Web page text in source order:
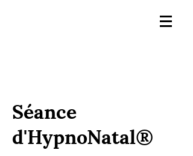
Séance
d'HypnoNatal®